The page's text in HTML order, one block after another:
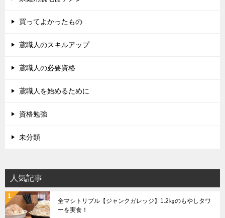
買ってよかったもの
鳶職人のスキルアップ
鳶職人の必要資格
鳶職人を始めるために
資格勉強
未分類
人気記事
全マシトリプル【ジャンクガレッジ】1.2㎏のもやしタワ
ーを実食！